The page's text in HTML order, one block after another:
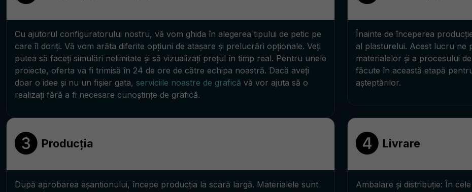
Cu ajutorul configuratorului nostru, vă vom ghida în alegerea tipului de petic pe
care îl doriți. Vă vom arăta diferite opțiuni de atașare și prelucrări opționale. Veți
putea să faceți simulări nelimitate și să vizualizați prețul în timp real. Pentru unele
proiecte, oferta va fi trimisă în 24 de ore de către echipa noastră. Dacă aveți
doar o idee și nu un fișier gata, serviciile noastre de grafică vă vor ajuta să o
realizați fără a fi necesare cunoștințe de grafică.
Înainte de începerea
al plasturelui. Acest lucru ne
materialelor și a procesului
făcute în această etapă
așteptărilor.
Producția
După aprobarea eșantionului, începe producția la scară largă. Materialele sunt
Livrare
Ambalare și distribuție: În